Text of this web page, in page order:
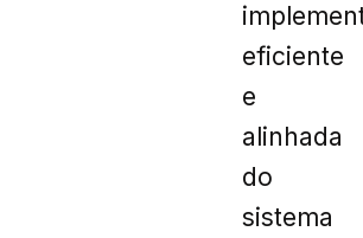
eficiente
e
alinhada
do
sistema